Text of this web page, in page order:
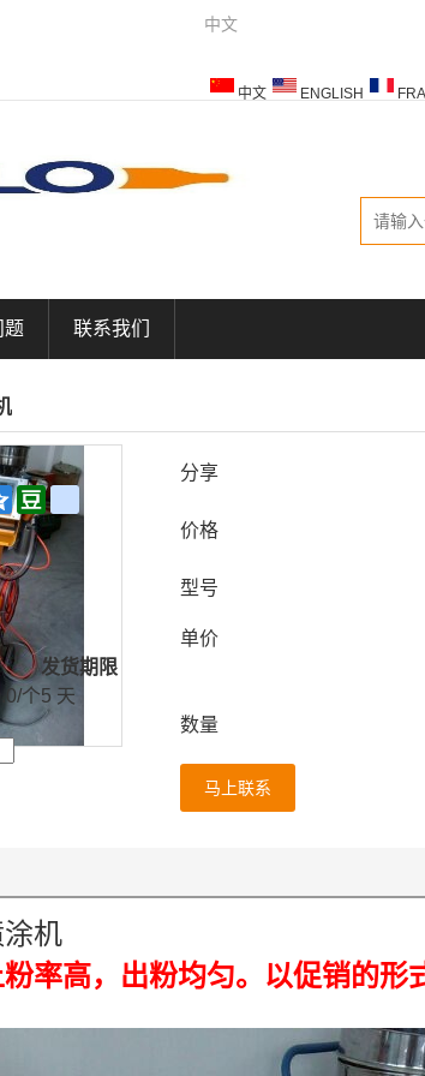
中文
中文 ENGLISH
题 联系我们
分享
QzoneDouban
价格
型号
单价
发货期限
/个5 天
数量
马上联系
机
率高，出粉均匀。以促销的形